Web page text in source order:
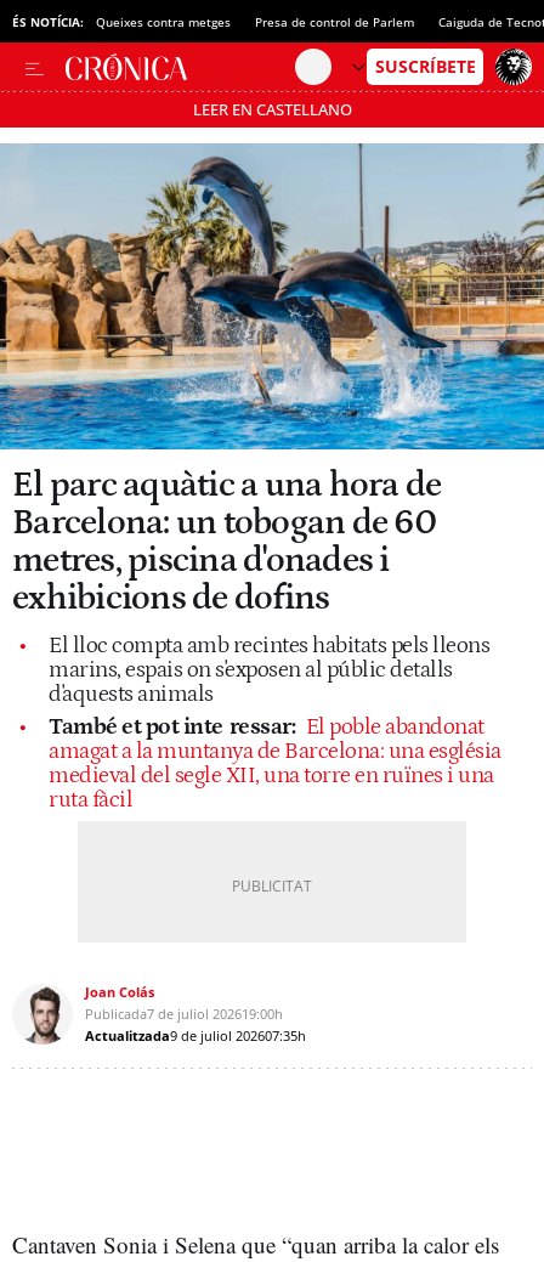
ÉS NOTÍCIA: Queixes contra metges Presa de control de Parlem Caiguda de
LEER EN CASTELLANO
Passa’t al mode estalvi
El parc aquàtic a una hora de
Barcelona: un tobogan de 60
metres, piscina d'onades i
exhibicions de dofins
El lloc compta amb recintes habitats pels lleons
marins, espais on s'exposen al públic detalls
d'aquests animals
També et pot inte ressar: El poble abandonat
amagat a la muntanya de Barcelona: una església
medieval del segle XII, una torre en ruïnes i una
ruta fàcil
Joan Colás
Publicada7 de juliol 202619:00h
Actualitzada9 de juliol 202607:35h
Cantaven Sonia i Selena que “quan arriba la calor els